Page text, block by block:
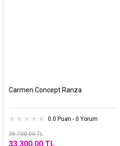
Carmen Concept Ranza
0.0 Puan - 0 Yorum
36.700,00 TL
33.300,00 TL